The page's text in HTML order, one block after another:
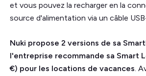
et vous pouvez la recharger en la
source d'alimentation via un câble
‍Nuki propose 2 versions de sa
l'entreprise recommande sa Smart
€) pour les locations de vacances.